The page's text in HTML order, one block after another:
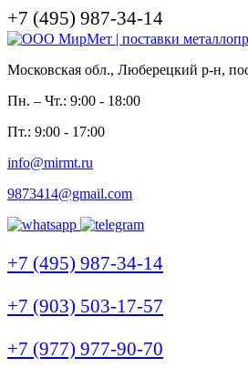
+7 (495) 987-34-14
Московская обл., Люберецкий р-н,
Пн. – Чт.: 9:00 - 18:00
Пт.: 9:00 - 17:00
info@mirmt.ru
9873414@gmail.com
+7 (495) 987-34-14
+7 (903) 503-17-57
+7 (977) 977-90-70